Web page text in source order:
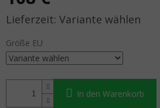
Verkaufspreis: Variante wählen
Größe EU
In den Warenkorb